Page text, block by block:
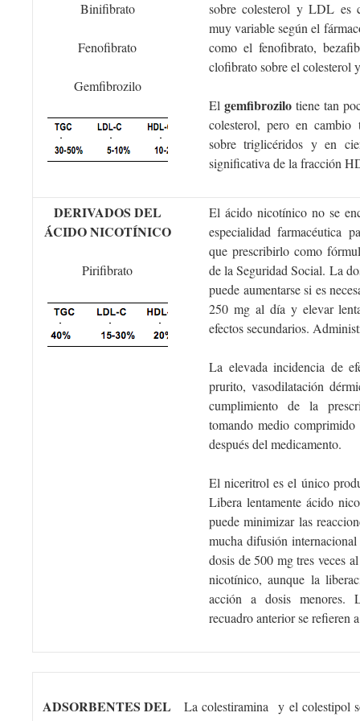
Binifibrato
Fenofibrato
Gemfibrozilo
sobre colesterol y LDL es
muy variable según el
como el fenofibrato,
clofibrato sobre el colesterol
El gemfibrozilotiene tan
colesterol, pero en cambio
sobre triglicéridos y en
significativa de la fracción
DERIVADOS DEL
ÁCIDO NICOTÍNICO
Pirifibrato
El ácido nicotínico no se
especialidad farmacéutica
que prescribirlo como
de la Seguridad Social. La
puede aumentarse si es
250 mg al día y elevar
efectos secundarios.
La elevada incidencia de
prurito, vasodilatación
cumplimiento de la
tomando medio
después del medicamento.
El niceritrol es el único
Libera lentamente ácido
puede minimizar las
mucha difusión
dosis de 500 mg tres veces
nicotínico, aunque la
acción a dosis menores.
recuadro anterior se refieren
ADSORBENTES DEL
La colestiramina y el colestipol